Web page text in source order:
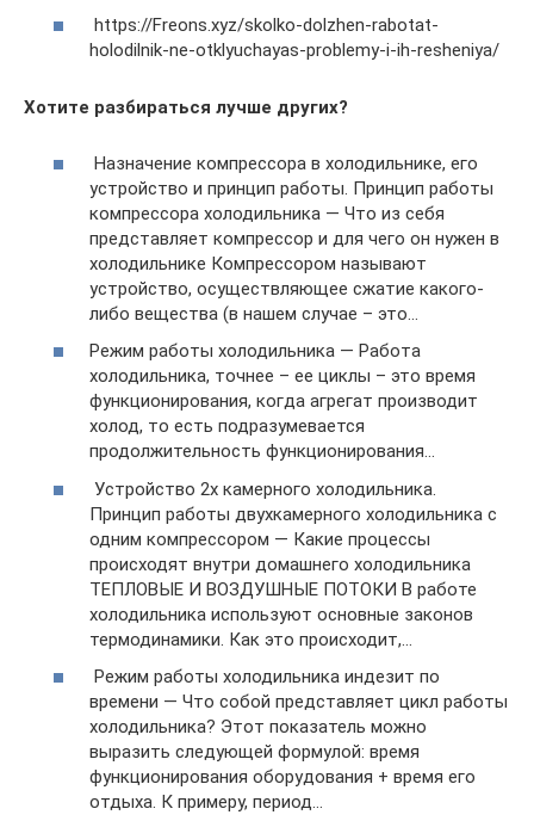
https://Freons.xyz/skolko-dolzhen-rabotat-
holodilnik-ne-otklyuchayas-problemy-i-ih-resheniya/
Хотите разбираться лучше других?
Назначение компрессора в холодильнике, его
устройство и принцип работы. Принцип работы
компрессора холодильника — Что из себя
представляет компрессор и для чего он нужен в
холодильнике Компрессором называют
устройство, осуществляющее сжатие какого-
либо вещества (в нашем случае – это…
Режим работы холодильника — Работа
холодильника, точнее – ее циклы – это время
функционирования, когда агрегат производит
холод, то есть подразумевается
продолжительность функционирования…
Устройство 2х камерного холодильника.
Принцип работы двухкамерного холодильника с
одним компрессором — Какие процессы
происходят внутри домашнего холодильника
ТЕПЛОВЫЕ И ВОЗДУШНЫЕ ПОТОКИ В работе
холодильника используют основные законов
термодинамики. Как это происходит,…
Режим работы холодильника индезит по
времени — Что собой представляет цикл работы
холодильника? Этот показатель можно
выразить следующей формулой: время
функционирования оборудования + время его
отдыха. К примеру, период…